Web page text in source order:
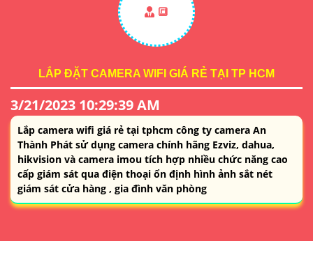
🔳
LẮP ĐẶT CAMERA WIFI GIÁ RẺ TẠI TP HCM
3/21/2023 10:29:39 AM
Lắp camera wifi giá rẻ tại tphcm công ty camera An
Thành Phát sử dụng camera chính hãng Ezviz, dahua,
hikvision và camera imou tích hợp nhiều chức năng cao
cấp giám sát qua điện thoại ổn định hình ảnh sắt nét
giám sát cửa hàng , gia đình văn phòng